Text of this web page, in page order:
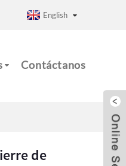
English
Contáctanos
de